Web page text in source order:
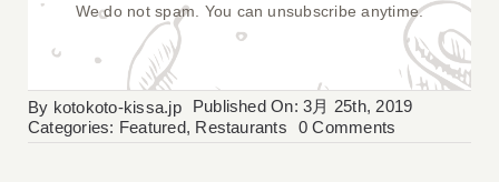
We do not spam. You can unsubscribe anytime.
By kotokoto-kissa.jp
Published On: 3月 25th, 2019
Categories: Featured, Restaurants 0 Comments